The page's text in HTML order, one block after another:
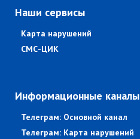
Наши сервисы
Карта нарушений
СМС-ЦИК
Информационные каналы
Телеграм: Основной канал
Телеграм: Карта нарушений